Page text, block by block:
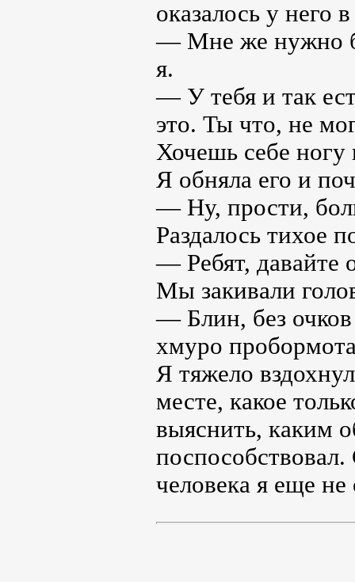
оказалось у него
— Мне же нужно
я.
— У тебя и так
это. Ты что, не
Хочешь себе ногу
Я обняла его и
— Ну, прости,
Раздалось тихое
— Ребят, давайте
Мы закивали
— Блин, без очков
хмуро
Я тяжело
месте, какое
выяснить, каким
человека я еще